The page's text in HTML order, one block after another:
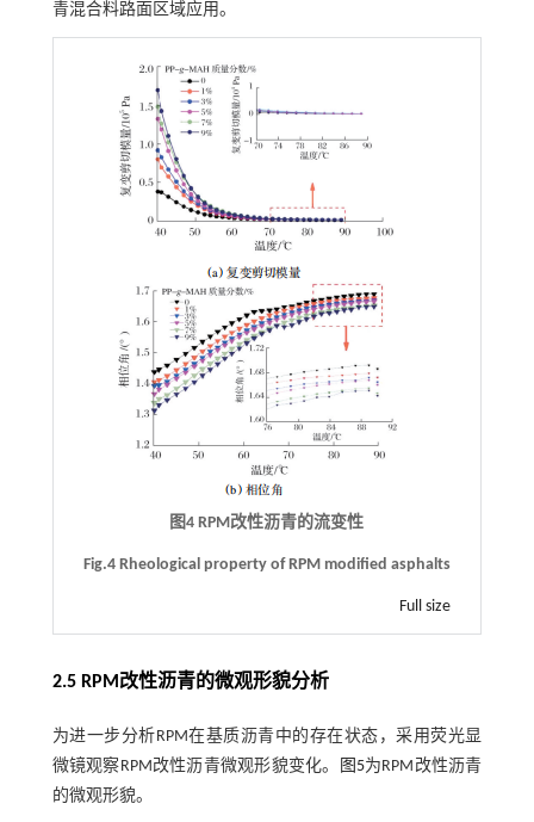
青混合料路面区域应用。
图4 RPM改性沥青的流变性
Fig.4 Rheological property of RPM modified asphalts
Full size
2.5 RPM改性沥青的微观形貌分析
为进一步分析RPM在基质沥青中的存在状态，采用荧光显
微镜观察RPM改性沥青微观形貌变化。
图5为RPM改性沥青
的微观形貌。